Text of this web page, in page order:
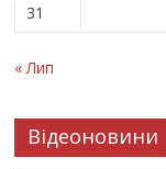
31
« Лип
Відеоновини